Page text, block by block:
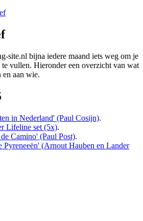
site.nl bijna iedere maand iets weg om je
vullen. Hieronder een overzicht van wat
en aan wie.
in Nederland' (Paul Cosijn).
Lifeline set (5x).
Camino' (Paul Post).
Pyreneeën' (Arnout Hauben en Lander